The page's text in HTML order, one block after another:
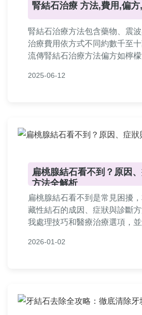
腎結石治療 方法,費用,偏
腎結石治療方法包含藥物、震波
治療費用依方式不同約數千至
流傳腎結石治療方法偏方如檸
避免高草酸食物。若結石過大，
2025-06-12
扁桃腺結石看不到？原因
方法全解析
扁桃腺結石看不到是常見困擾
藏性結石的成因、症狀與診斷
我處理技巧和醫療治療選項，
康。
2026-01-02